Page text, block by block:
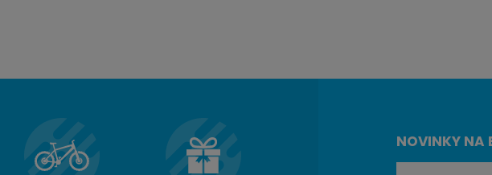
IHNED K ODESLÁNÍ
NOVINKY NA